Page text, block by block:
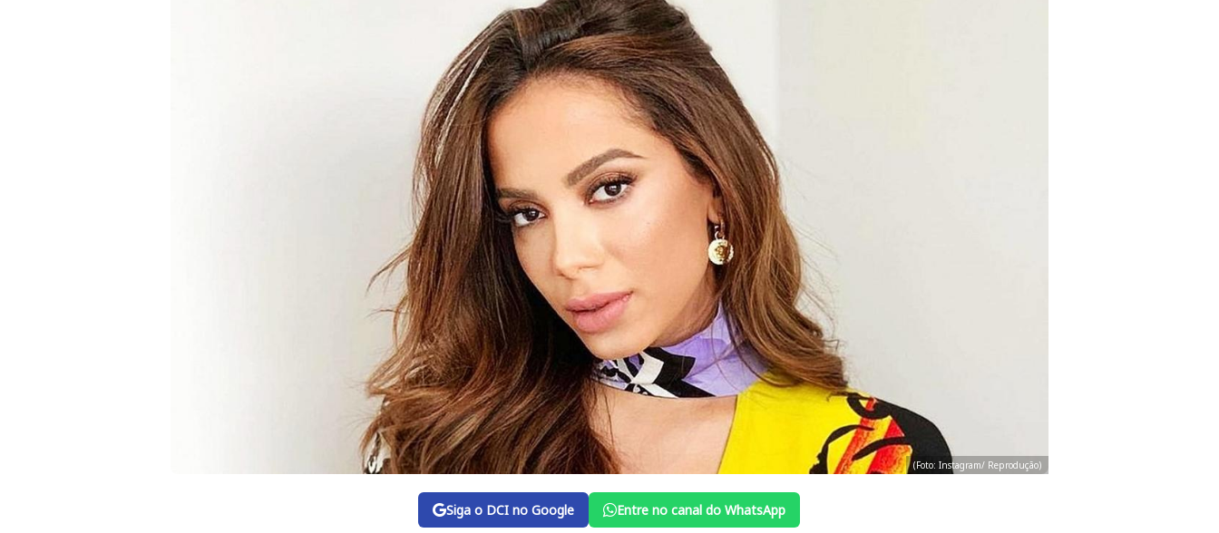
(Foto: Instagram/ Reprodução)
Siga o DCI no Google Entre no canal do WhatsApp